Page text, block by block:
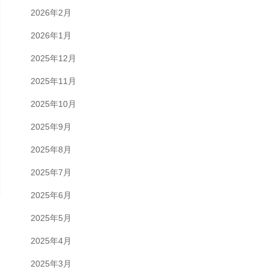
2026年2月
2026年1月
2025年12月
2025年11月
2025年10月
2025年9月
2025年8月
2025年7月
2025年6月
2025年5月
2025年4月
2025年3月